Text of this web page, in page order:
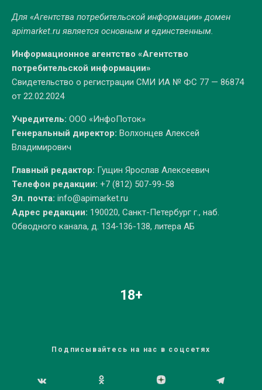
Для «Агентства потребительской информации» домен
apimarket.ruявляется основным и единственным.
Информационное агентство «Агентство
потребительской информации»
Свидетельство о регистрации СМИ ИА № ФС 77 — 86874
от 22.02.2024
Учредитель: ООО «ИнфоПоток»
Генеральный директор: Волхонцев Алексей
Владимирович
Главный редактор: Гущин Ярослав Алексеевич
Телефон редакции: +7 (812) 507-99-58
Эл. почта: info@apimarket.ru
Адрес редакции: 190020, Санкт-Петербург г., наб.
Обводного канала, д. 134-136-138, литера АБ
18+
Подписывайтесь на нас в соцсетях